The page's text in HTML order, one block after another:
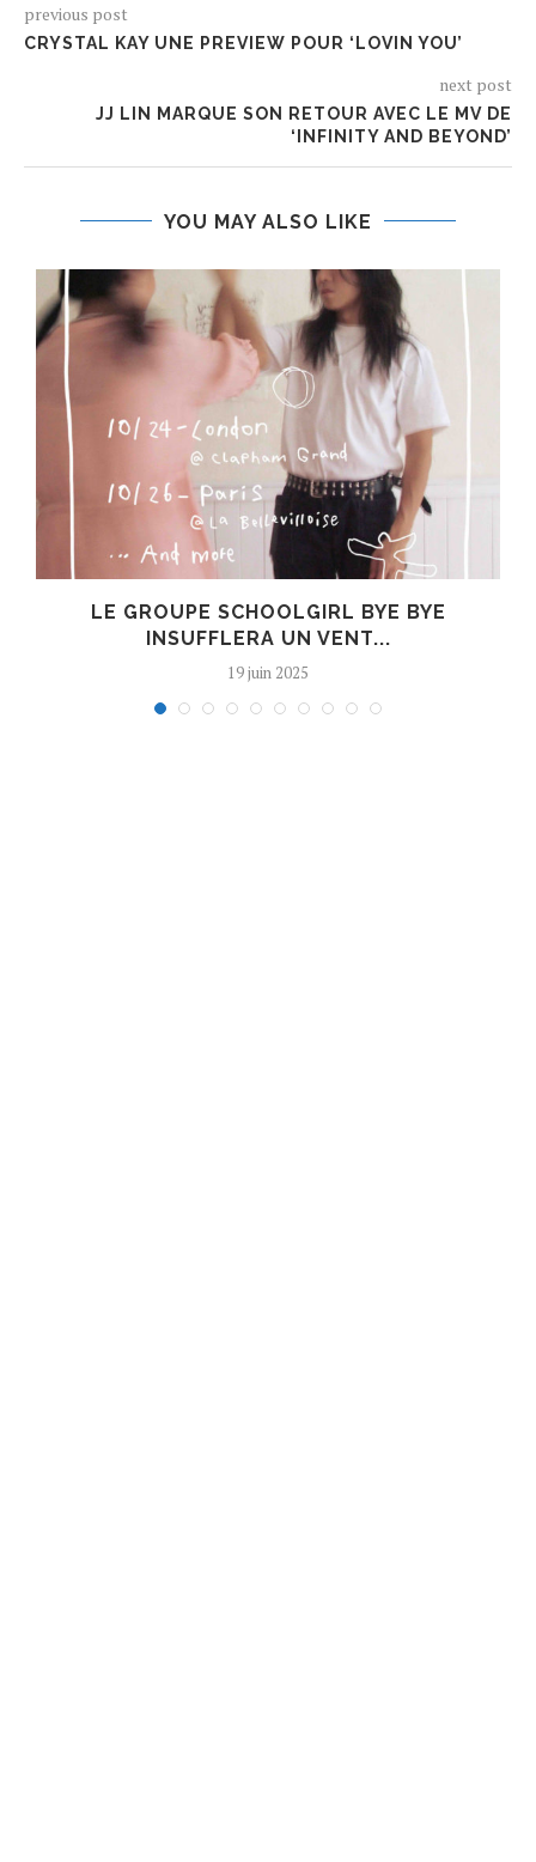
previous post
CRYSTAL KAY UNE PREVIEW POUR ‘LOVIN YOU’
next post
JJ LIN MARQUE SON RETOUR AVEC LE MV DE
‘INFINITY AND BEYOND’
YOU MAY ALSO LIKE
LE GROUPE SCHOOLGIRL BYE BYE
INSUFFLERA UN VENT...
19 juin 2025